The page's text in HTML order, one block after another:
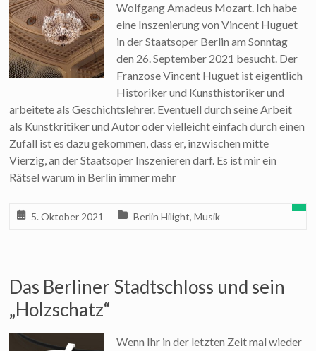
Wolfgang Amadeus Mozart. Ich habe
eine Inszenierung von Vincent Huguet
in der Staatsoper Berlin am Sonntag
den 26. September 2021 besucht. Der
Franzose Vincent Huguet ist eigentlich
Historiker und Kunsthistoriker und
arbeitete als Geschichtslehrer. Eventuell durch seine Arbeit
als Kunstkritiker und Autor oder vielleicht einfach durch einen
Zufall ist es dazu gekommen, dass er, inzwischen mitte
Vierzig, an der Staatsoper Inszenieren darf. Es ist mir ein
Rätsel warum in Berlin immer mehr
5. Oktober 2021 Berlin Hilight,Musik
Das Berliner Stadtschloss und sein
„Holzschatz“
Wenn Ihr in der letzten Zeit mal wieder